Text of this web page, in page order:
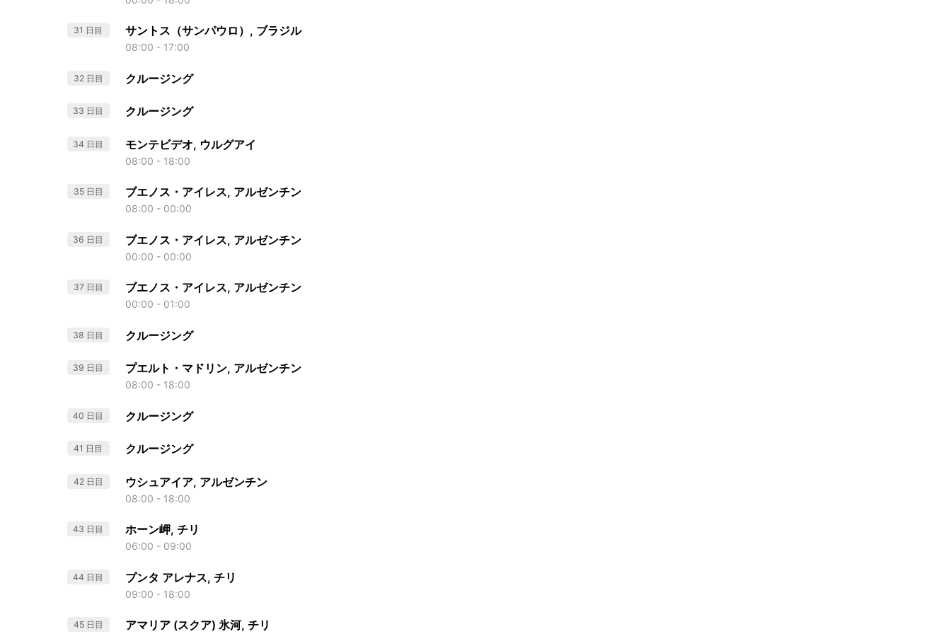
31 日目 サントス（サンパウロ）, ブラジル
08:00 - 17:00
32 日目 クルージング
33 日目 クルージング
34 日目 モンテビデオ, ウルグアイ
08:00 - 18:00
35 日目 ブエノス・アイレス, アルゼンチン
08:00 - 00:00
36 日目 ブエノス・アイレス, アルゼンチン
00:00 - 00:00
37 日目 ブエノス・アイレス, アルゼンチン
00:00 - 01:00
38 日目 クルージング
39 日目 プエルト・マドリン, アルゼンチン
08:00 - 18:00
40 日目 クルージング
41 日目 クルージング
42 日目 ウシュアイア, アルゼンチン
08:00 - 18:00
43 日目 ホーン岬, チリ
06:00 - 09:00
44 日目 プンタ アレナス, チリ
09:00 - 18:00
45 日目 アマリア (スクア) 氷河, チリ